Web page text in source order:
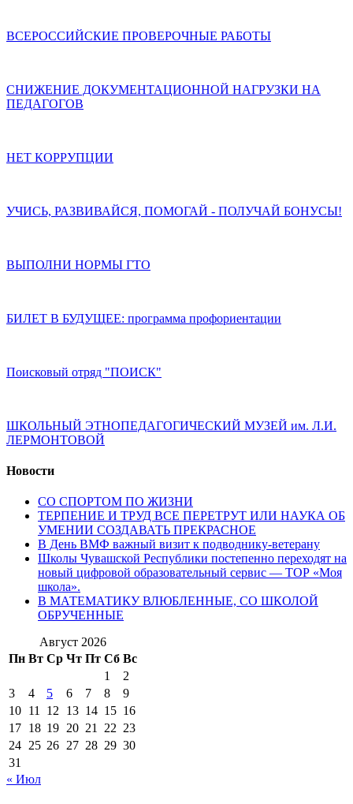
ВСЕРОССИЙСКИЕ ПРОВЕРОЧНЫЕ РАБОТЫ
СНИЖЕНИЕ ДОКУМЕНТАЦИОННОЙ НАГРУЗКИ НА
ПЕДАГОГОВ
НЕТ КОРРУПЦИИ
УЧИСЬ, РАЗВИВАЙСЯ, ПОМОГАЙ - ПОЛУЧАЙ БОНУСЫ!
ВЫПОЛНИ НОРМЫ ГТО
БИЛЕТ В БУДУЩЕЕ: программа профориентации
Поисковый отряд "ПОИСК"
ШКОЛЬНЫЙ ЭТНОПЕДАГОГИЧЕСКИЙ МУЗЕЙ им. Л.И.
ЛЕРМОНТОВОЙ
Новости
СО СПОРТОМ ПО ЖИЗНИ
ТЕРПЕНИЕ И ТРУД ВСЕ ПЕРЕТРУТ ИЛИ НАУКА ОБ
УМЕНИИ СОЗДАВАТЬ ПРЕКРАСНОЕ
В День ВМФ важный визит к подводнику-ветерану
Школы Чувашской Республики постепенно переходят на
новый цифровой образовательный сервис — ТОР «Моя
школа».
В МАТЕМАТИКУ ВЛЮБЛЕННЫЕ, СО ШКОЛОЙ
ОБРУЧЕННЫЕ
Август 2026
Пн Вт Ср Чт Пт Сб Вс
1
2
3
4 5 6 7 8
9
10 11 12 13 14 15 16
17 18 19 20 21 22 23
24 25 26 27 28 29 30
31
« Июл